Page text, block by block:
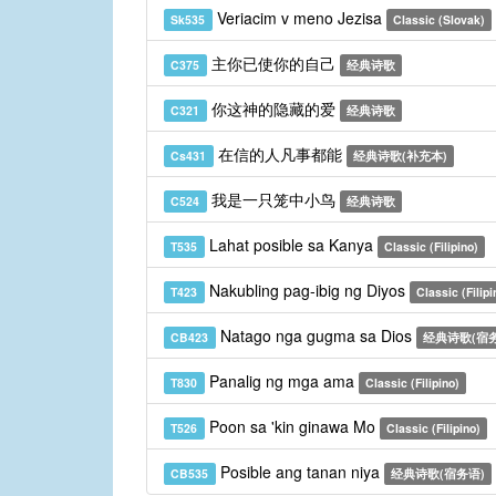
Sk535 Veriacim v meno Jezisa Classic (Slovak)
C375 主你已使你的自己 经典诗歌
C321 你这神的隐藏的爱 经典诗歌
Cs431 在信的人凡事都能 经典诗歌(补充本)
C524 我是一只笼中小鸟 经典诗歌
T535 Lahat posible sa Kanya Classic (Filipino)
T423 Nakubling pag-ibig ng Diyos Classic
CB423 Natago nga gugma sa Dios 经典诗歌(宿
T830 Panalig ng mga ama Classic (Filipino)
T526 Poon sa 'kin ginawa Mo Classic (Filipino)
CB535 Posible ang tanan niya 经典诗歌(宿务语)